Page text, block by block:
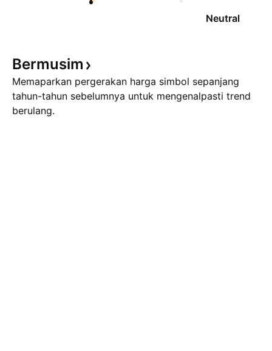
Neutral
Bermusim
Memaparkan pergerakan harga simbol sepanjang
tahun-tahun sebelumnya untuk mengenalpasti trend
berulang.